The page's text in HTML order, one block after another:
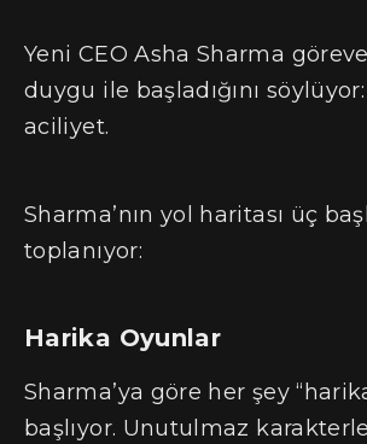
Yeni CEO Asha Sharma
duygu ile başladığını
aciliyet.
Sharma’nın yol haritası üç
toplanıyor:
Harika Oyunlar
Sharma’ya göre her şey
başlıyor. Unutulmaz